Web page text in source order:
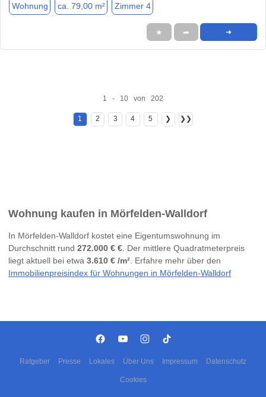
Wohnung ca. 79,00 m² Zimmer 4
★ ➦ ➜
1 - 10 von 202
1 2 3 4 5 ❯ ❯❯
Wohnung kaufen in Mörfelden-Walldorf
In Mörfelden-Walldorf kostet eine Eigentumswohnung im
Durchschnitt rund 272.000 € €. Der mittlere Quadratmeterpreis
liegt aktuell bei etwa 3.610 € /m². Erfahre mehr über den
Immobilienpreisindex für Wohnungen in Mörfelden-Walldorf
Ratgeber Presse Lokales Über Uns Impressum Datenschutz
Cookies